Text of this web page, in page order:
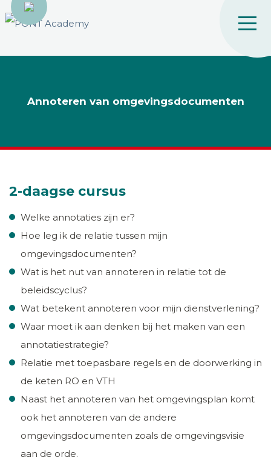
Annoteren van omgevingsdocumenten
2-daagse cursus
Welke annotaties zijn er?
Hoe leg ik de relatie tussen mijn
omgevingsdocumenten?
Wat is het nut van annoteren in relatie tot de
beleidscyclus?
Wat betekent annoteren voor mijn dienstverlening?
Waar moet ik aan denken bij het maken van een
annotatiestrategie?
Relatie met toepasbare regels en de doorwerking in
de keten RO en VTH
Naast het annoteren van het omgevingsplan komt
ook het annoteren van de andere
omgevingsdocumenten zoals de omgevingsvisie
aan de orde.